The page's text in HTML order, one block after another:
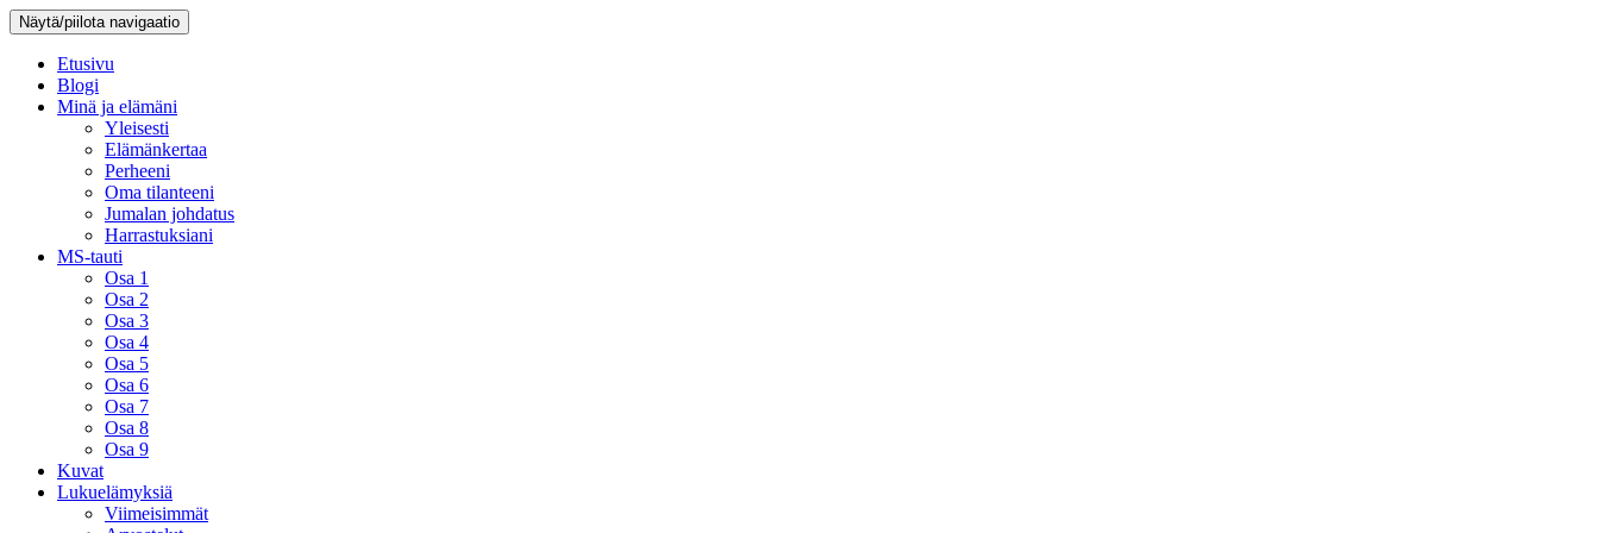
Näytä/piilota navigaatio
Etusivu
Blogi
Minä ja elämäni
Yleisesti
Elämänkertaa
Perheeni
Oma tilanteeni
Jumalan johdatus
Harrastuksiani
MS-tauti
Osa 1
Osa 2
Osa 3
Osa 4
Osa 5
Osa 6
Osa 7
Osa 8
Osa 9
Kuvat
Lukuelämyksiä
Viimeisimmät